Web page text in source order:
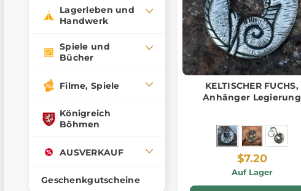
Lagerleben und
Handwerk
Spiele und
Bücher
Filme, Spiele
Königreich
Böhmen
AUSVERKAUF
Geschenkgutscheine
KELTISCHER FUCHS,
Anhänger Legierung
$7.20
Auf Lager